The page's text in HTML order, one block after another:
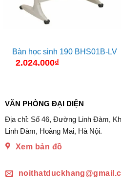
Bàn học sinh 190 BHS01B-LV
2.024.000₫
VĂN PHÒNG ĐẠI DIỆN
Địa chỉ: Số 46, Đường Linh Đàm,
Linh Đàm, Hoàng Mai, Hà Nội.
Xem bản đồ